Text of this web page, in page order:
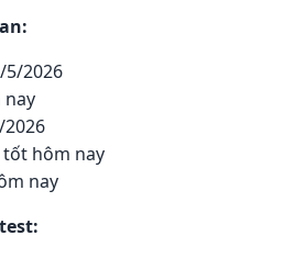
5/2026
nay
hôm nay
nay